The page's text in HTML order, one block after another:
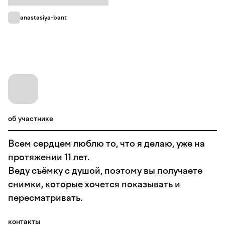
anastasiya-bant
об участнике
Всем сердцем люблю то, что я делаю, уже на
протяжении 11 лет.
Веду съёмку с душой, поэтому вы получаете
снимки, которые хочется показывать и
пересматривать.
контакты